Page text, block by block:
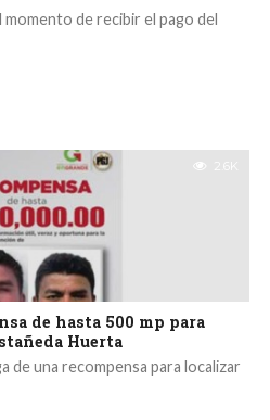
de recibir el pago del
2.6K
de hasta 500 mp para
Huerta
de una recompensa para localizar